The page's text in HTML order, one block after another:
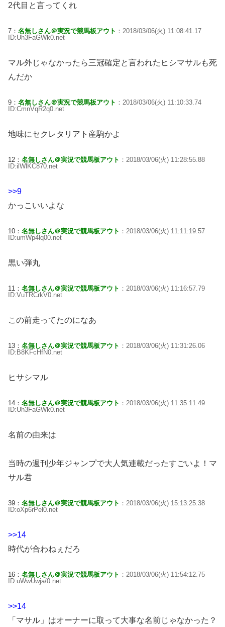
2代目と言ってくれ
7： 名無しさん＠実況で競馬板アウト ：2018/03/06(火) 11:08:41.17
ID:Uh3FaGWk0.net
マル外じゃなかったら三冠確定と言われたヒシマサルも死
んだか
9： 名無しさん＠実況で競馬板アウト ：2018/03/06(火) 11:10:33.74
ID:CmnVqR2q0.net
地味にセクレタリアト産駒かよ
12： 名無しさん＠実況で競馬板アウト ：2018/03/06(火) 11:28:55.88
ID:ilWlKC870.net
>>9
かっこいいよな
10： 名無しさん＠実況で競馬板アウト ：2018/03/06(火) 11:11:19.57
ID:umWp4lq00.net
黒い弾丸
11： 名無しさん＠実況で競馬板アウト ：2018/03/06(火) 11:16:57.79
ID:VuTRCrkV0.net
この前走ってたのになあ
13： 名無しさん＠実況で競馬板アウト ：2018/03/06(火) 11:31:26.06
ID:B8KFcHfN0.net
ヒサシマル
14： 名無しさん＠実況で競馬板アウト ：2018/03/06(火) 11:35:11.49
ID:Uh3FaGWk0.net
名前の由来は
当時の週刊少年ジャンプで大人気連載だったすごいよ！マ
サル君
39： 名無しさん＠実況で競馬板アウト ：2018/03/06(火) 15:13:25.38
ID:oXp6rPel0.net
>>14
時代が合わねぇだろ
16： 名無しさん＠実況で競馬板アウト ：2018/03/06(火) 11:54:12.75
ID:uWwUwja/0.net
>>14
「マサル」はオーナーに取って大事な名前じゃなかった？